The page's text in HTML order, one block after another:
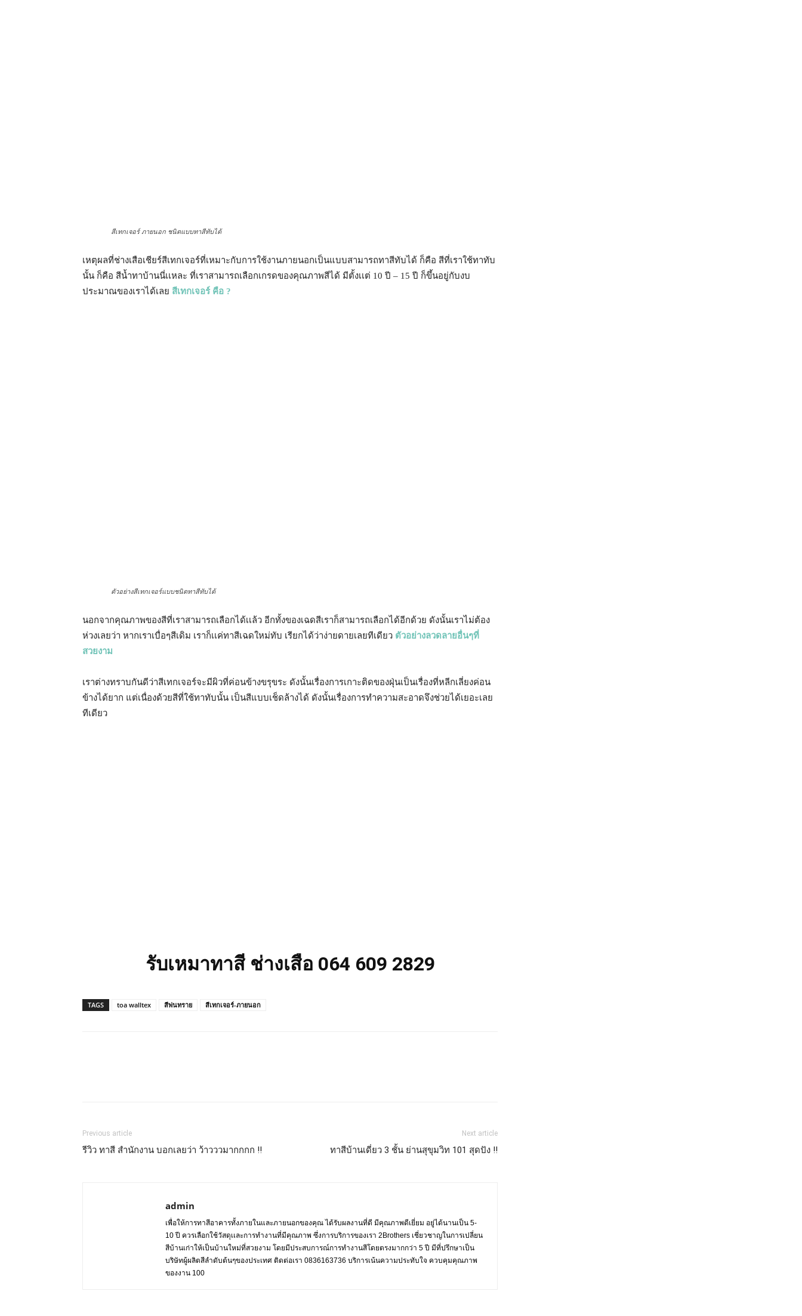
สีเทกเจอร์ ภายนอก ชนิดแบบทาสีทับได้
เหตุผลที่ช่างเสือเชียร์สีเทกเจอร์ที่เหมาะกับการใช้งานภายนอกเป็นแบบสามารถทาสีทับได้ ก็คือ สีที่เราใช้ทาทับ
นั้น ก็คือ สีน้ำทาบ้านนี่เเหละ ที่เราสามารถเลือกเกรดของคุณภาพสีได้ มีตั้งเเต่ 10 ปี – 15 ปี ก็ขึ้นอยู่กับงบ
ประมาณของเราได้เลย สีเทกเจอร์ คือ ?
ตัวอย่างสีเทกเจอร์แบบชนิดทาสีทับได้
นอกจากคุณภาพของสีที่เราสามารถเลือกได้เเล้ว อีกทั้งของเฉดสีเราก็สามารถเลือกได้อีกด้วย ดังนั้นเราไม่ต้อง
ห่วงเลยว่า หากเราเบื่อๆสีเดิม เราก็เเค่ทาสีเฉดใหม่ทับ เรียกได้ว่าง่ายดายเลยทีเดียว ตัวอย่างลวดลายอื่นๆที่
สวยงาม
เราต่างทราบกันดีว่าสีเทกเจอร์จะมีผิวที่ค่อนข้างขรุขระ ดังนั้นเรื่องการเกาะติดของฝุ่นเป็นเรื่องที่หลีกเลี่ยงค่อน
ข้างได้ยาก แต่เนื่องด้วยสีที่ใช้ทาทับนั้น เป็นสีแบบเช็ดล้างได้ ดังนั้นเรื่องการทำความสะอาดจึงช่วยได้เยอะเลย
ทีเดียว
รับเหมาทาสี ช่างเสือ 064 609 2829
TAGS toa walltex สีพ่นทราย สีเทกเจอร์-ภายนอก
Previous article
รีวิว ทาสี สำนักงาน บอกเลยว่า ว้าวววมากกกก !!
Next article
ทาสีบ้านเดี่ยว 3 ชั้น ย่านสุขุมวิท 101 สุดปัง !!
admin
เพื่อให้การทาสีอาคารทั้งภายในและภายนอกของคุณ ได้รับผลงานที่ดี มีคุณภาพดีเยี่ยม อยู่ได้นานเป็น 5-
10 ปี ควรเลือกใช้วัสดุเเละการทำงานที่มีคุณภาพ ซึ่งการบริการของเรา 2Brothers เชี่ยวชาญในการเปลี่ยน
สีบ้านเก่าให้เป็นบ้านใหม่ที่สวยงาม โดยมีประสบการณ์การทำงานสีโดยตรงมากกว่า 5 ปี มีที่ปรึกษาเป็น
บริษัทผู้ผลิตสีลำดับต้นๆของประเทศ ติดต่อเรา 0836163736 บริการเน้นความประทับใจ ควบคุมคุณภาพ
ของงาน 100